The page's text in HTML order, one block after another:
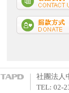
社團法人
TEL: 02-